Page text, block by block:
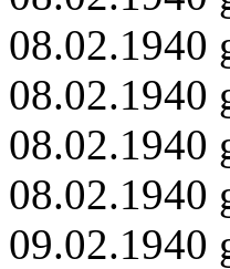
08.02.1940
08.02.1940
08.02.1940
08.02.1940
09.02.1940